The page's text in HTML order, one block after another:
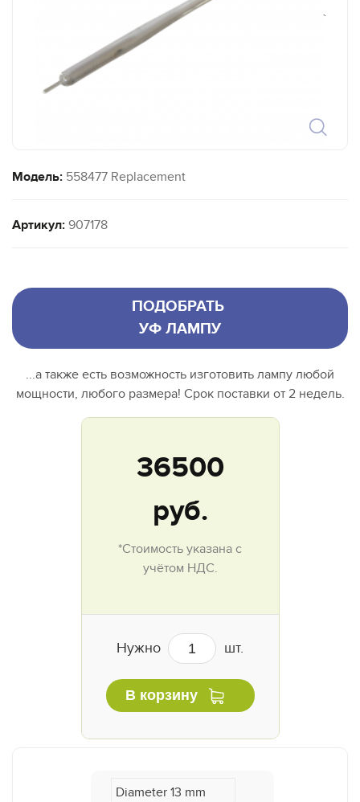
`
Модель: 558477 Replacement
Артикул: 907178
ПОДОБРАТЬ
УФ ЛАМПУ
...а также есть возможность изготовить лампу любой
мощности, любого размера! Срок поставки от 2 недель.
36500
руб.
*Стоимость указана с
учётом НДС.
Нужно шт.
В корзину
Diameter 13 mm